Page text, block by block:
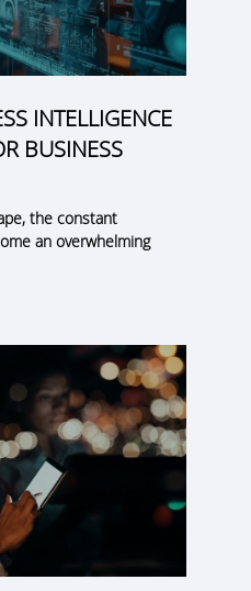
INTELLIGENCE
BUSINESS
the constant
an overwhelming